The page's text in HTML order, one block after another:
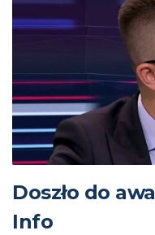
Doszło do
Info